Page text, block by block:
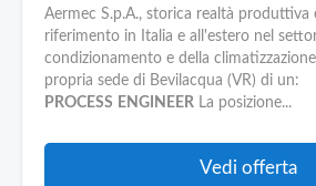
Pubblica
Offerte
Aermec S.p.A., storica realtà produttiva
riferimento in Italia e all'estero nel
condizionamento e della
propria sede di Bevilacqua (VR) di un:
PROCESS ENGINEER La posizione...
Vedi offerta